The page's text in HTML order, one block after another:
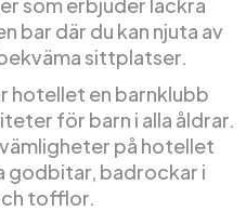
bar där du kan njuta av
sittplatser.
hotellet en barnklubb
för barn i alla åldrar.
på hotellet
godbitar, badrockar i
tofflor.